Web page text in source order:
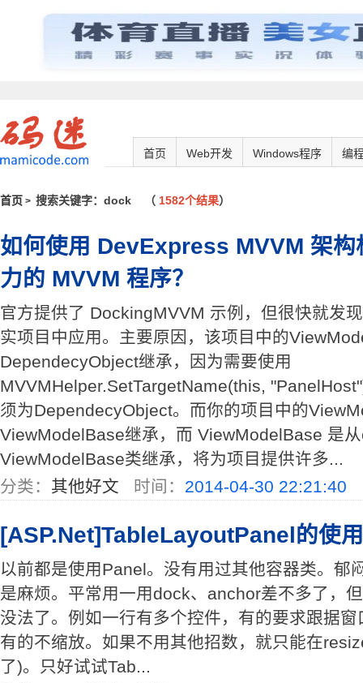
首页 Web开发 Windows程序 编
首页 > 搜索关键字：dock （ 1582个结果）
如何使用 DevExpress MVVM 架构
力的 MVVM 程序？
官方提供了 DockingMVVM 示例，但很快就发
实项目中应用。主要原因，该项目中的
DependecyObject继承，因为需要使用
MVVMHelper.SetTargetName(this,
须为DependecyObject。而你的项目中的
ViewModelBase继承，而 ViewModelBase 是
ViewModelBase类继承，将为项目提供许多...
分类： 其他好文 时间： 2014-04-30 22:21:40
[ASP.Net]TableLayoutPanel的使用
以前都是使用Panel。没有用过其他容器类。郁
是麻烦。平常用一用dock、anchor差不多了，
没法了。例如一行有多个控件，有的要求跟据
有的不缩放。如果不用其他招数，就只能在
了)。只好试试Tab...